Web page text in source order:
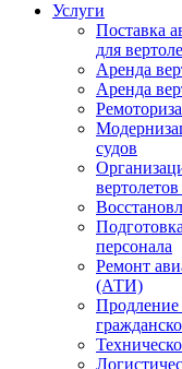
Услуги
Поставка
для
Аренда
Аренда
судов
персонала
Ремонт
(АТИ)
Продление